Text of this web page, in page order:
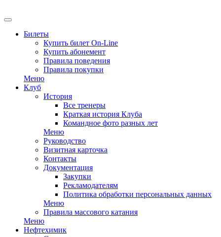
Билеты
Купить билет On-Line
Купить абонемент
Правила поведения
Правила покупки
Меню
Клуб
История
Все тренеры
Краткая история Клуба
Командное фото разных лет
Меню
Руководство
Визитная карточка
Контакты
Документация
Закупки
Рекламодателям
Политика обработки персональных данных
Меню
Правила массового катания
Меню
Нефтехимик